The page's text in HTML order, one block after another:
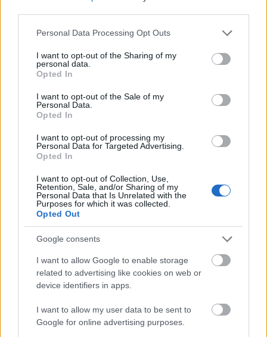
Please note that this website/app uses one or more Google
not limited to your visit or usage behaviour. You may click to
grant or deny consent to Google and its third-party tags to
use your data for below specified purposes in below Google
consent section.
Personal Data Processing Opt Outs
I want to opt-out of the Sharing of my
personal data.
Opted In
I want to opt-out of the Sale of my
Personal Data.
Opted In
I want to opt-out of processing my
Personal Data for Targeted Advertising.
Opted In
I want to opt-out of Collection, Use,
Retention, Sale, and/or Sharing of my
Personal Data that Is Unrelated with the
Purposes for which it was collected.
Opted Out
Google consents
I want to allow Google to enable storage
related to advertising like cookies on web or
device identifiers in apps.
I want to allow my user data to be sent to
Google for online advertising purposes.
Léptük nyoma
Ez látszott a legpihentebb agyú ötletnek, hogy nagy
és közkedvelt művészeknek megörökítik a
lábnyomát az Operettszínház előtt. Az ihletet könnyű
volt követni, olyasmi, mint a hollywoodi csillagok
aláírása, van hasonló Bécsben is (talán ők utánunk
kezdték), híres muzsikusok és aláírásaik, de ebből